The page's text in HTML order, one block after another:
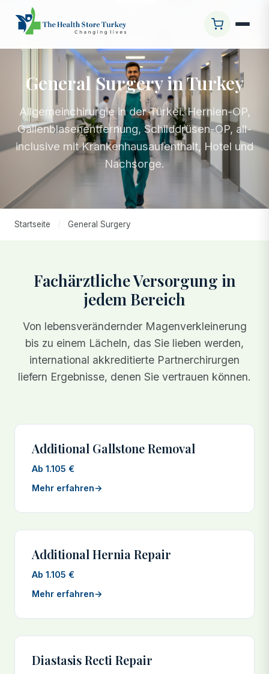
General Surgery in Turkey
Allgemeinchirurgie in der Türkei. Hernien-OP,
Gallenblasenentfernung, Schilddrüsen-OP, all-
inclusive mit Krankenhausaufenthalt, Hotel und
Nachsorge.
Startseite / General Surgery
Fachärztliche Versorgung in
jedem Bereich
Von lebensverändernder Magenverkleinerung
bis zu einem Lächeln, das Sie lieben werden,
international akkreditierte Partnerchirurgen
liefern Ergebnisse, denen Sie vertrauen können.
Additional Gallstone Removal
Ab 1.105 €
Mehr erfahren→
Additional Hernia Repair
Ab 1.105 €
Mehr erfahren→
Diastasis Recti Repair